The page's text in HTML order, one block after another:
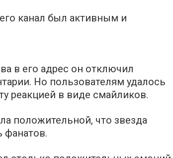
канал был активным и
в его адрес он отключил
Но пользователям удалось
реакцией в виде смайликов.
положительной, что звезда
фанатов.